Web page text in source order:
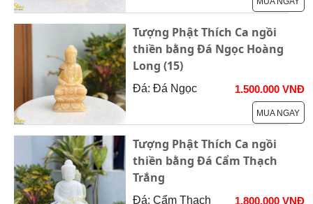
MUA NGAY
Tượng Phật Thích Ca ngồi
thiền bằng Đá Ngọc Hoàng
Long (15)
Đá: Đá Ngọc 1.500.000 VNĐ
MUA NGAY
Tượng Phật Thích Ca ngồi
thiền bằng Đá Cẩm Thạch
Trắng
Đá: Cẩm Thạch 1.800.000 VNĐ